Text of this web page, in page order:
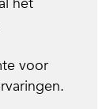
voor